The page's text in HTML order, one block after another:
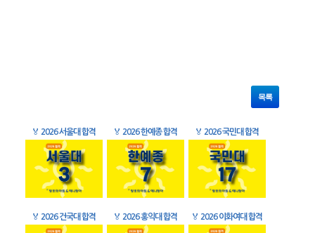
목록
🏅 2026 서울대 합격 🏅 2026 한예종 합격 🏅 2026 국민대 합격
🏅 2026 건국대 합격 🏅 2026 홍익대 합격 🏅 2026 이화여대 합격